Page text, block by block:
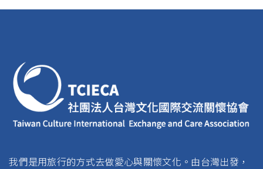
我們是用旅行的方式去做愛心與關懷文化。由台灣出發，